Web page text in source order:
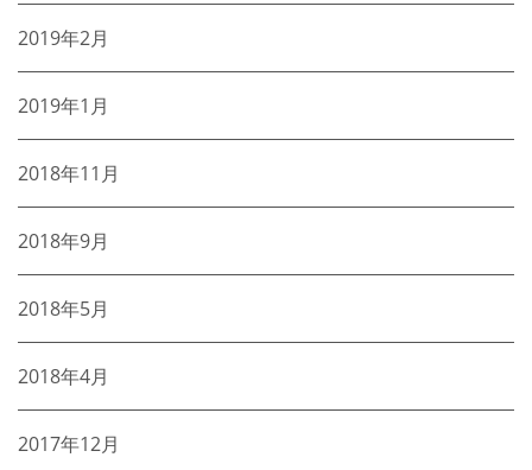
2019年2月
2019年1月
2018年11月
2018年9月
2018年5月
2018年4月
2017年12月